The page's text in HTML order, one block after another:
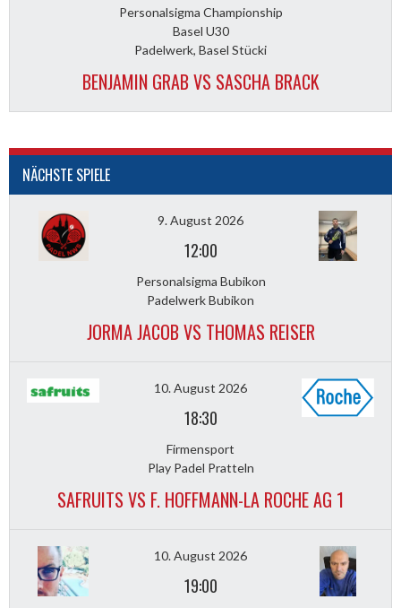
Personalsigma Championship
Basel U30
Padelwerk, Basel Stücki
BENJAMIN GRAB VS SASCHA BRACK
NÄCHSTE SPIELE
9. August 2026
12:00
Personalsigma Bubikon
Padelwerk Bubikon
JORMA JACOB VS THOMAS REISER
10. August 2026
18:30
Firmensport
Play Padel Pratteln
SAFRUITS VS F. HOFFMANN-LA ROCHE AG 1
10. August 2026
19:00